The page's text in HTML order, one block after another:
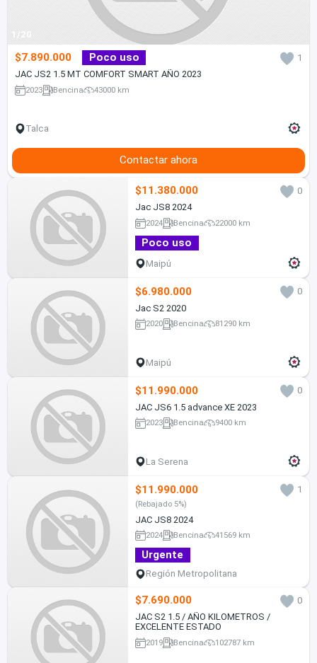
1/20
$7.890.000 Poco uso
1
JAC JS2 1.5 MT COMFORT SMART AÑO 2023
2023 Bencina 43000 km
Talca
Contactar ahora
$11.380.000
0
Jac JS8 2024
2024 Bencina 22000 km
Poco uso
Maipú
$6.980.000
0
Jac S2 2020
2020 Bencina 81290 km
Maipú
$11.990.000
0
JAC JS6 1.5 advance XE 2023
2023 Bencina 9400 km
La Serena
$11.990.000 1
(Rebajado 5%)
JAC JS8 2024
2024 Bencina 41569 km
Urgente
Región Metropolitana
$7.690.000
0
JAC S2 1.5 / AÑO KILOMETROS /
EXCELENTE ESTADO
2019 Bencina 102787 km